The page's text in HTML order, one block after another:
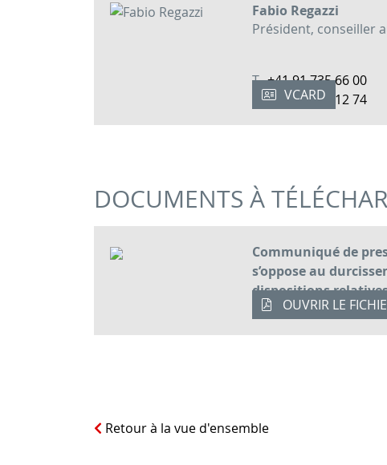
Fabio Regazzi
Président, conseiller
T +41 91 735 66 00
M +41 79 253 12 74
VCARD
DOCUMENTS À
Communiqué de
s’oppose au
dispositions
d’informations par
OUVRIR LE
Retour à la vue d'ensemble